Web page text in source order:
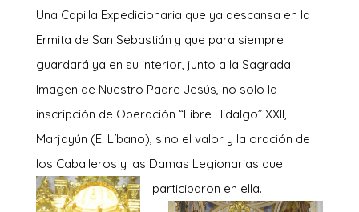
Una Capilla Expedicionaria que ya descansa en la
Ermita de San Sebastián y que para siempre
guardará ya en su interior, junto a la Sagrada
Imagen de Nuestro Padre Jesús, no solo la
inscripción de Operación “Libre Hidalgo” XXII,
Marjayún (El Líbano), sino el valor y la oración de
los Caballeros y las Damas Legionarias que
participaron en ella.